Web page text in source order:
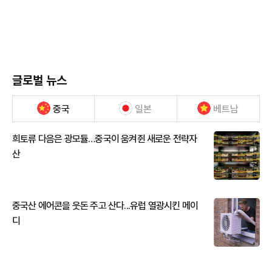
글로벌 뉴스
중국 일본 베트남
희토류 다음은 광모듈…중국이 움켜쥔 새로운 전략자
산
중국산 에어콘을 웃돈 주고 산다...유럽 열광시킨 메이
디